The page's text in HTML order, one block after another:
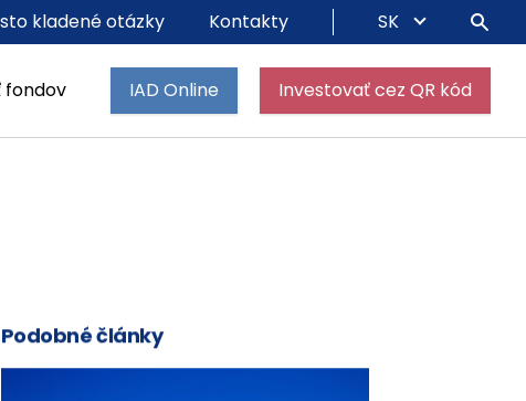
fondov IAD Online Investovať cez QR kód
kladené otázky Kontakty SK
Podobné články